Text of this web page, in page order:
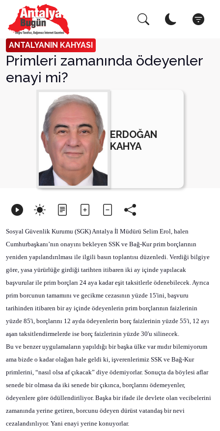
ANTALYANIN KAHYASI
Primleri zamanında ödeyenler
enayi mi?
ERDOĞAN
KAHYA
Sosyal Güvenlik Kurumu (SGK) Antalya İl Müdürü Selim Erol, halen
Cumhurbaşkanı’nın onayını bekleyen SSK ve Bağ-Kur prim borçlarının
yeniden yapılandırılması ile ilgili basın toplantısı düzenledi. Verdiği bilgiye
göre, yasa yürürlüğe girdiği tarihten itibaren iki ay içinde yapılacak
başvurular ile prim borçları 24 aya kadar eşit taksitlerle ödenebilecek. Ayrıca
prim borcunun tamamını ve gecikme cezasının yüzde 15'ini, başvuru
tarihinden itibaren bir ay içinde ödeyenlerin prim borçlarının faizlerinin
yüzde 85'i, borçlarını 12 ayda ödeyenlerin borç faizlerinin yüzde 55'i, 12 ayı
aşan taksitlendirmelerde ise borç faizlerinin yüzde 30'u silinecek.
Bu ve benzer uygulamaların yapıldığı bir başka ülke var mıdır bilemiyorum
ama bizde o kadar olağan hale geldi ki, işverenlerimiz SSK ve Bağ-Kur
primlerini, “nasıl olsa af çıkacak” diye ödemiyorlar. Sonuçta da böylesi aflar
senede bir olmasa da iki senede bir çıkınca, borçlarını ödemeyenler,
ödeyenlere göre ödüllendiriliyor. Başka bir ifade ile devlete olan vecibelerini
zamanında yerine getiren, borcunu ödeyen dürüst vatandaş bir nevi
cezalandırılıyor. Yani enayi yerine konuyorlar.
Arama Yap! Kapat